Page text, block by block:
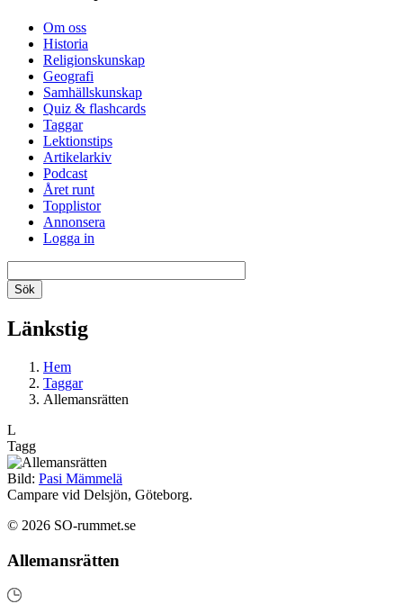
Om oss
Historia
Religionskunskap
Geografi
Samhällskunskap
Quiz & flashcards
Taggar
Lektionstips
Artikelarkiv
Podcast
Året runt
Topplistor
Annonsera
Logga in
Länkstig
Hem
Taggar
Allemansrätten
L
Tagg
Bild: Pasi Mämmelä
Campare vid Delsjön, Göteborg.
© 2026 SO-rummet.se
Allemansrätten